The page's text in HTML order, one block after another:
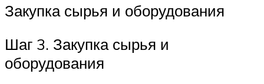
Закупка сырья и оборудования
Шаг 3. Закупка сырья и
оборудования